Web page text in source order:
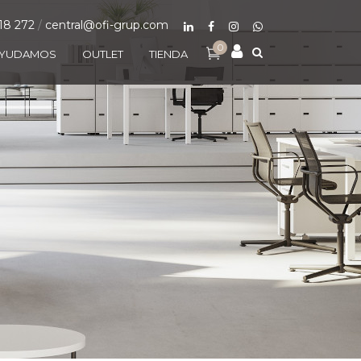
0
OUTLET TIENDA
272 / central@ofi-grup.com